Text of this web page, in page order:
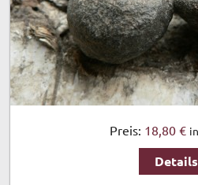
Preis: 18,80 €
Details